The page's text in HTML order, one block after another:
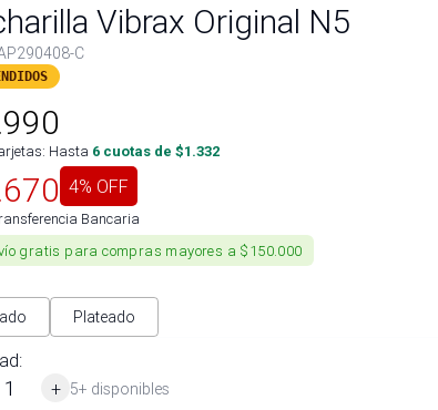
Vibrax Original N5
C
Hasta 6 cuotas de $1.332
4% OFF
Bancaria
gratis para compras mayores a $150.000
Plateado
+ 5+ disponibles